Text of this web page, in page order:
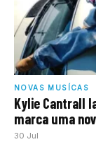
NOVAS MUSÍCAS
Kylie Cantrall
marca uma
30 Jul